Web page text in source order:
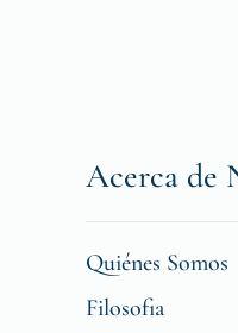
Acerca de
Quiénes Somos
Filosofia